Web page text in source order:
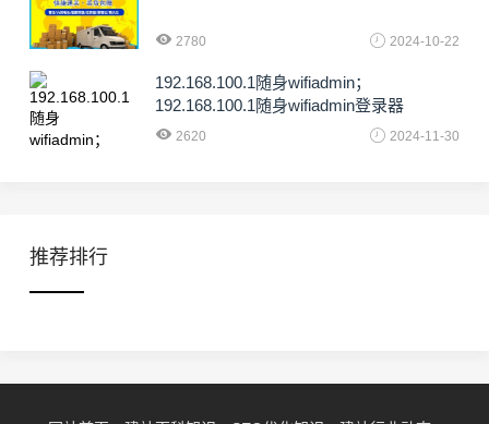
2780 2024-10-22
192.168.100.1随身wifiadmin；
192.168.100.1随身wifiadmin登录器
2620 2024-11-30
推荐排行